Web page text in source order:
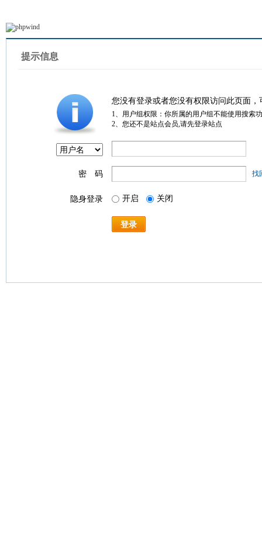
提示信息
您没有登录或者您没有权限访问此页面
1、用户组权限：你所属的用户组不能使用搜索
2、您还不是站点会员,请先登录站点
密 码 找
隐身登录 开启 关闭
登录